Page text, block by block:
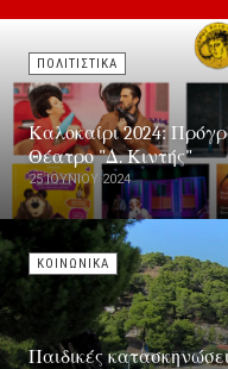
ΠΟΛΙΤΙΣΤΙΚΑ
Καλοκαίρι 2024:
Θέατρο "Δ. Κιντής"
25 ΙΟΥΝΊΟΥ 2024
ΚΟΙΝΩΝΙΚΑ
Παιδικές